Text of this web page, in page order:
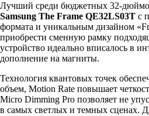
Лучший среди бюджетных 32-
Samsung The Frame QE32LS03T с
формата и уникальным дизайном
приобрести сменную рамку
устройство идеально вписалось в
дополнение на магниты.
Технология квантовых точек
объем, Motion Rate повышает
Micro Dimming Pro позволяет не
в самых светлых и темных сценах.